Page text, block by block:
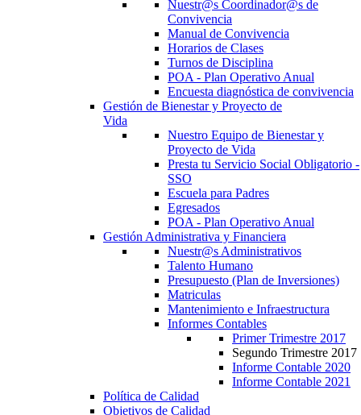
Nuestr@s Coordinador@s de
Convivencia
Manual de Convivencia
Horarios de Clases
Turnos de Disciplina
POA - Plan Operativo Anual
Encuesta diagnóstica de convivencia
Gestión de Bienestar y Proyecto de
Vida
Nuestro Equipo de Bienestar y
Proyecto de Vida
Presta tu Servicio Social Obligatorio -
SSO
Escuela para Padres
Egresados
POA - Plan Operativo Anual
Gestión Administrativa y Financiera
Nuestr@s Administrativos
Talento Humano
Presupuesto (Plan de Inversiones)
Matriculas
Mantenimiento e Infraestructura
Informes Contables
Primer Trimestre 2017
Segundo Trimestre 2017
Informe Contable 2020
Informe Contable 2021
Política de Calidad
Objetivos de Calidad